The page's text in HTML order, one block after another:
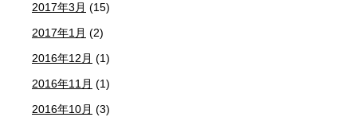
2017年3月 (15)
2017年1月 (2)
2016年12月 (1)
2016年11月 (1)
2016年10月 (3)